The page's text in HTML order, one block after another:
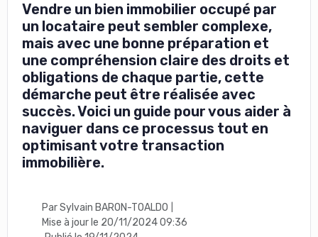
Vendre un bien immobilier occupé par
un locataire peut sembler complexe,
mais avec une bonne préparation et
une compréhension claire des droits et
obligations de chaque partie, cette
démarche peut être réalisée avec
succès. Voici un guide pour vous aider à
naviguer dans ce processus tout en
optimisant votre transaction
immobilière.
Par Sylvain BARON-TOALDO
Mise à jour le 20/11/2024 09:36